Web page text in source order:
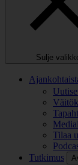
Sulje
Tilaa
Tutkimus